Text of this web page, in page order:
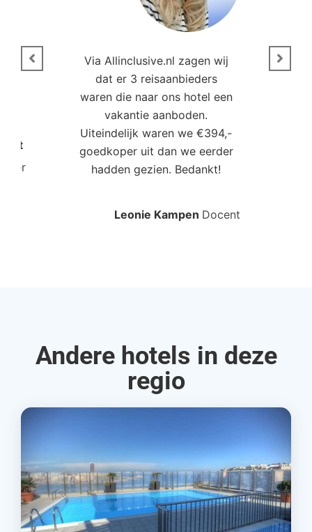
Via Allinclusive.nl zagen wij
dat er 3 reisaanbieders
waren die naar ons hotel een
vakantie aanboden.
Uiteindelijk waren we €394,-
goedkoper uit dan we eerder
hadden gezien. Bedankt!
Leonie Kampen Docent
Andere hotels in deze
regio